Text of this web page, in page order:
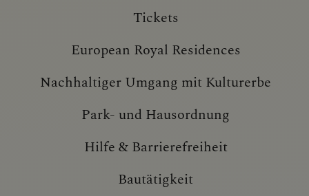
Tickets
European Royal Residences
Nachhaltiger Umgang mit Kulturerbe
Park- und Hausordnung
Hilfe & Barrierefreiheit
Bautätigkeit